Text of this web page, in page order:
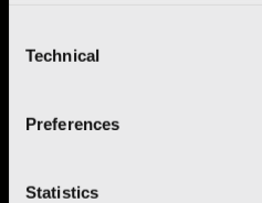
Selection
Technical
Preferences
Statistics